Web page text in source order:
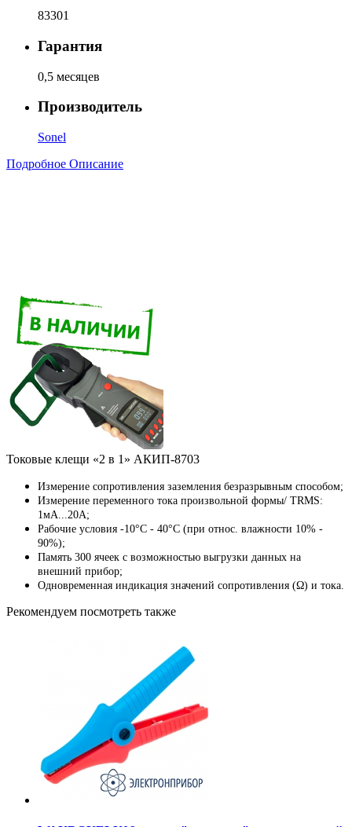
83301
Гарантия
0,5 месяцев
Производитель
Sonel
Подробное Описание
Токовые клещи «2 в 1» АКИП-8703
Измерение сопротивления заземления безразрывным способом;
Измерение переменного тока произвольной формы/ TRMS:
1мА...20А;
Рабочие условия -10°C - 40°C (при относ. влажности 10% -
90%);
Память 300 ячеек с возможностью выгрузки данных на
внешний прибор;
Одновременная индикация значений сопротивления (Ω) и тока.
Рекомендуем посмотреть также